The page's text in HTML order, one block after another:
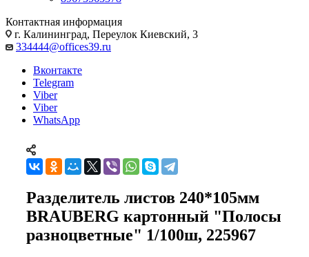
Контактная информация
г. Калининград, Переулок Киевский, 3
334444@offices39.ru
Вконтакте
Telegram
Viber
Viber
WhatsApp
Разделитель листов 240*105мм
BRAUBERG картонный "Полосы
разноцветные" 1/100ш, 225967